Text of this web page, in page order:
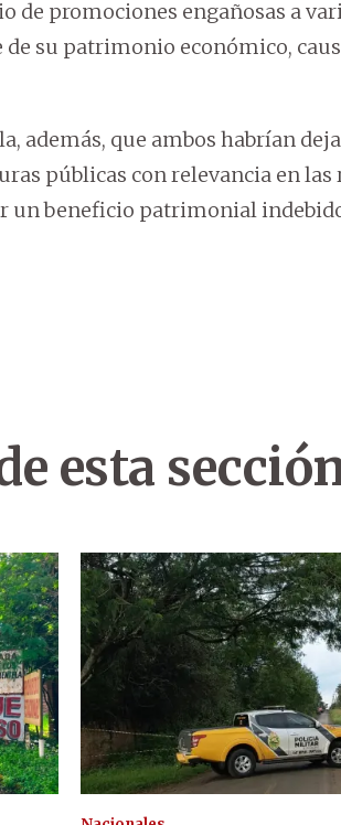
de promociones engañosas a
su patrimonio económico,
además, que ambos habrían
públicas con relevancia en las
un beneficio patrimonial
esta